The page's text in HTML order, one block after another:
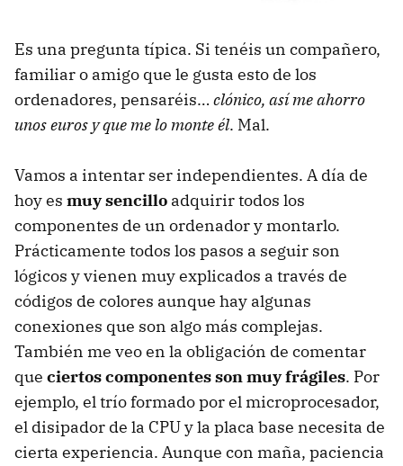
Es una pregunta típica. Si tenéis un compañero,
familiar o amigo que le gusta esto de los
ordenadores, pensaréis… clónico, así me ahorro
unos euros y que me lo monte él. Mal.
Vamos a intentar ser independientes. A día de
hoy es muy sencillo adquirir todos los
componentes de un ordenador y montarlo.
Prácticamente todos los pasos a seguir son
lógicos y vienen muy explicados a través de
códigos de colores aunque hay algunas
conexiones que son algo más complejas.
También me veo en la obligación de comentar
que ciertos componentes son muy frágiles. Por
ejemplo, el trío formado por el microprocesador,
el disipador de la CPUy la placa base necesita de
cierta experiencia. Aunque con maña, paciencia